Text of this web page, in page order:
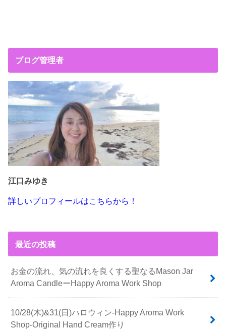
ブログ管理者
江口みゆき
詳しいプロフィールはこちらから！
最近の投稿
お金の流れ、気の流れを良くする聖なるMason Jar
Aroma CandleーHappy Aroma Work Shop
10/28(木)&31(日)ハロウィン-Happy Aroma Work
Shop-Original Hand Cream作り